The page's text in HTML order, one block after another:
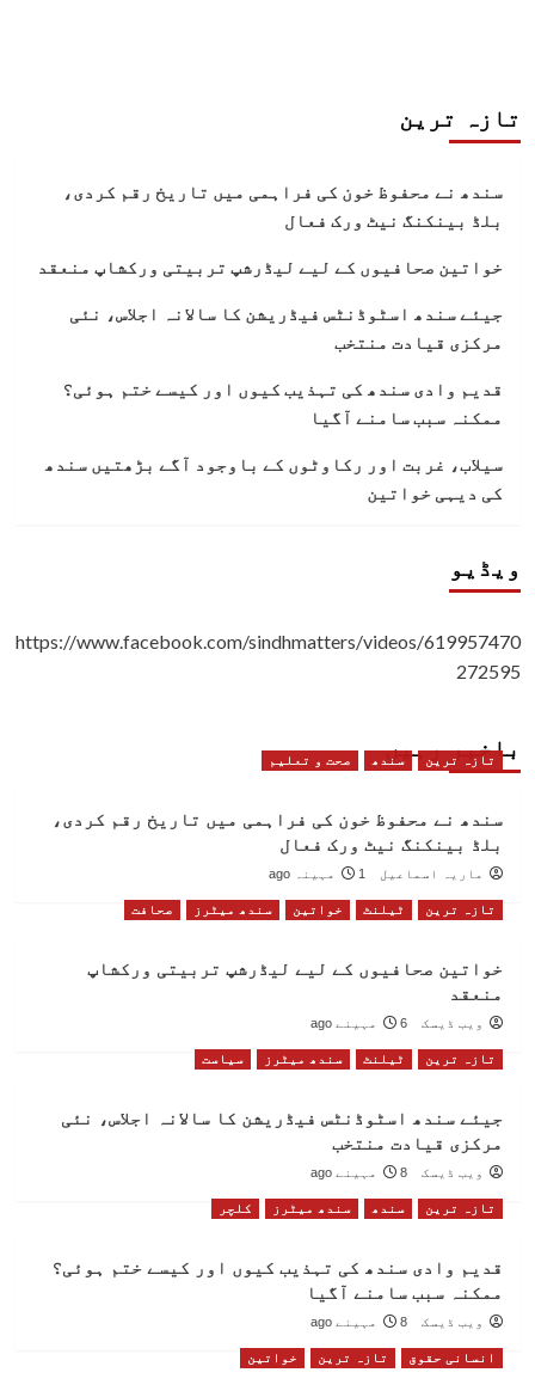
تازہ ترین
سندھ نے محفوظ خون کی فراہمی میں تاریخ رقم کردی،
بلڈ بینکنگ نیٹ ورک فعال
خواتین صحافیوں کے لیے لیڈرشپ تربیتی ورکشاپ منعقد
جیئے سندھ اسٹوڈنٹس فیڈریشن کا سالانہ اجلاس، نئی
مرکزی قیادت منتخب
قدیم وادی سندھ کی تہذیب کیوں اور کیسے ختم ہوئی؟
ممکنہ سبب سامنے آگیا
سیلاب، غربت اور رکاوٹوں کے باوجود آگے بڑھتیں سندھ
کی دیہی خواتین
ویڈیو
https://www.facebook.com/sindhmatters/videos/619957470
272595
باخبر رہیں
تازہ ترین سندھ صحت و تعلیم
سندھ نے محفوظ خون کی فراہمی میں تاریخ رقم کردی،
بلڈ بینکنگ نیٹ ورک فعال
ماریہ اسماعیل 1 مہینہ ago
تازہ ترین ٹیلنٹ خواتین سندھ میٹرز صحافت
خواتین صحافیوں کے لیے لیڈرشپ تربیتی ورکشاپ
منعقد
ویب ڈیسک 6 مہینے ago
تازہ ترین ٹیلنٹ سندھ میٹرز سیاست
جیئے سندھ اسٹوڈنٹس فیڈریشن کا سالانہ اجلاس، نئی
مرکزی قیادت منتخب
ویب ڈیسک 8 مہینے ago
تازہ ترین سندھ سندھ میٹرز کلچر
قدیم وادی سندھ کی تہذیب کیوں اور کیسے ختم ہوئی؟
ممکنہ سبب سامنے آگیا
ویب ڈیسک 8 مہینے ago
انسانی حقوق تازہ ترین خواتین